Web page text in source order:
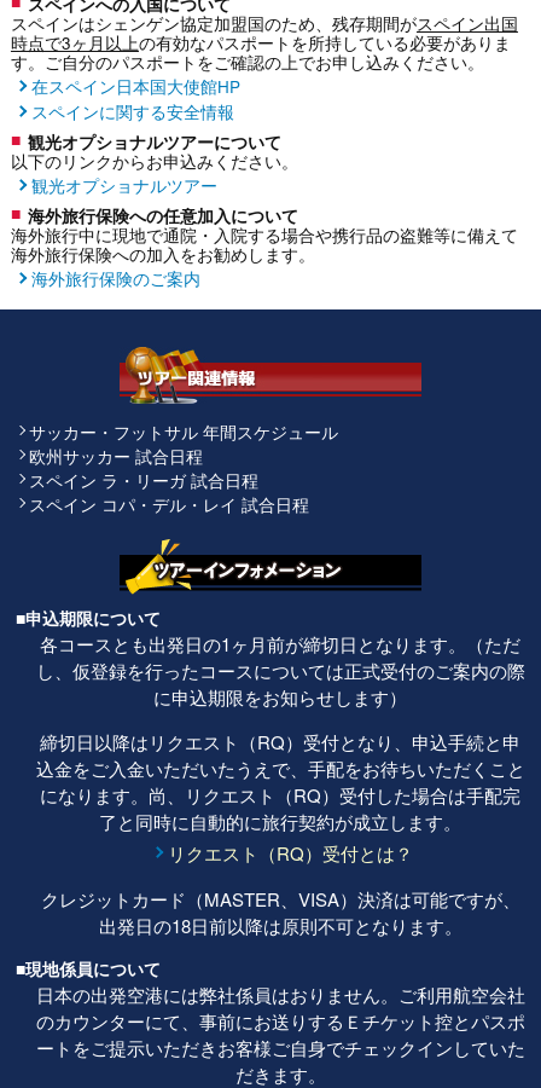
スペインはシェンゲン協定加盟国のため、残存期間がスペイン出国
時点で3ヶ月以上の有効なパスポートを所持している必要がありま
す。ご自分のパスポートをご確認の上でお申し込みください。
在スペイン日本国大使館HP
スペインに関する安全情報
観光オプショナルツアーについて
以下のリンクからお申込みください。
観光オプショナルツアー
海外旅行保険への任意加入について
海外旅行中に現地で通院・入院する場合や携行品の盗難等に備えて
海外旅行保険への加入をお勧めします。
海外旅行保険のご案内
サッカー・フットサル 年間スケジュール
欧州サッカー 試合日程
スペイン ラ・リーガ 試合日程
スペイン コパ・デル・レイ 試合日程
■申込期限について
各コースとも出発日の1ヶ月前が締切日となります。（ただ
し、仮登録を行ったコースについては正式受付のご案内の際
に申込期限をお知らせします）
締切日以降はリクエスト（RQ）受付となり、申込手続と申
込金をご入金いただいたうえで、手配をお待ちいただくこと
になります。尚、リクエスト（RQ）受付した場合は手配完
了と同時に自動的に旅行契約が成立します。
リクエスト（RQ）受付とは？
クレジットカード（MASTER、VISA）決済は可能ですが、
出発日の18日前以降は原則不可となります。
■現地係員について
日本の出発空港には弊社係員はおりません。ご利用航空会社
のカウンターにて、事前にお送りするＥチケット控とパスポ
ートをご提示いただきお客様ご自身でチェックインしていた
だきます。